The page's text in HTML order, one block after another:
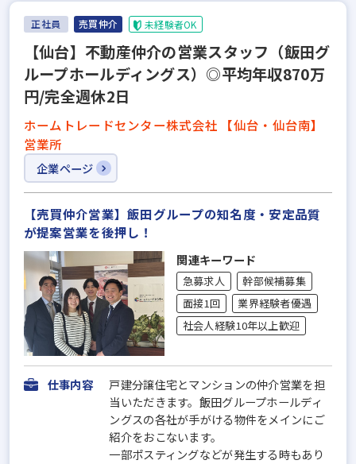
正社員 売買仲介 未経験者OK
【仙台】不動産仲介の営業スタッフ（飯田グ
ループホールディングス）◎平均年収870万
円/完全週休2日
ホームトレードセンター株式会社 【仙台・仙台南】
営業所
企業ページ
【売買仲介営業】飯田グループの知名度・安定品質
が提案営業を後押し！
関連キーワード
急募求人
幹部候補募集
面接1回
業界経験者優遇
社会人経験10年以上歓迎
仕事内容
戸建分譲住宅とマンションの仲介営業を担
当いただきます。飯田グループホールディ
ングスの各社が手がける物件をメインにご
紹介をおこないます。
一部ポスティングなどが発生する時もあり